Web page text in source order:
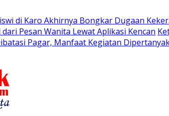
di Karo Akhirnya Bongkar Dugaan
Pesan Wanita Lewat Aplikasi Kencan
Pagar, Manfaat Kegiatan